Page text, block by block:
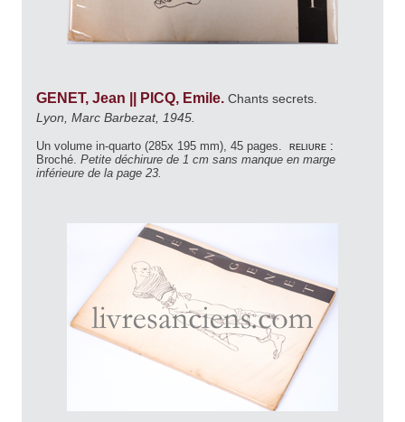
GENET, Jean || PICQ, Emile. Chants secrets.
Lyon, Marc Barbezat, 1945.
Un volume in-quarto (285x 195 mm), 45 pages. reliure :
Broché. Petite déchirure de 1 cm sans manque en marge
inférieure de la page 23.